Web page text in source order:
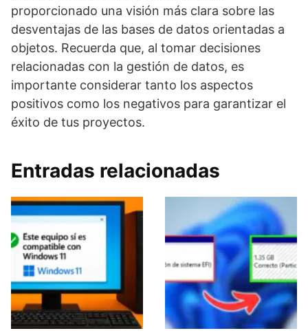
proporcionado una visión más clara sobre las
desventajas de las bases de datos orientadas a
objetos. Recuerda que, al tomar decisiones
relacionadas con la gestión de datos, es
importante considerar tanto los aspectos
positivos como los negativos para garantizar el
éxito de tus proyectos.
Entradas relacionadas